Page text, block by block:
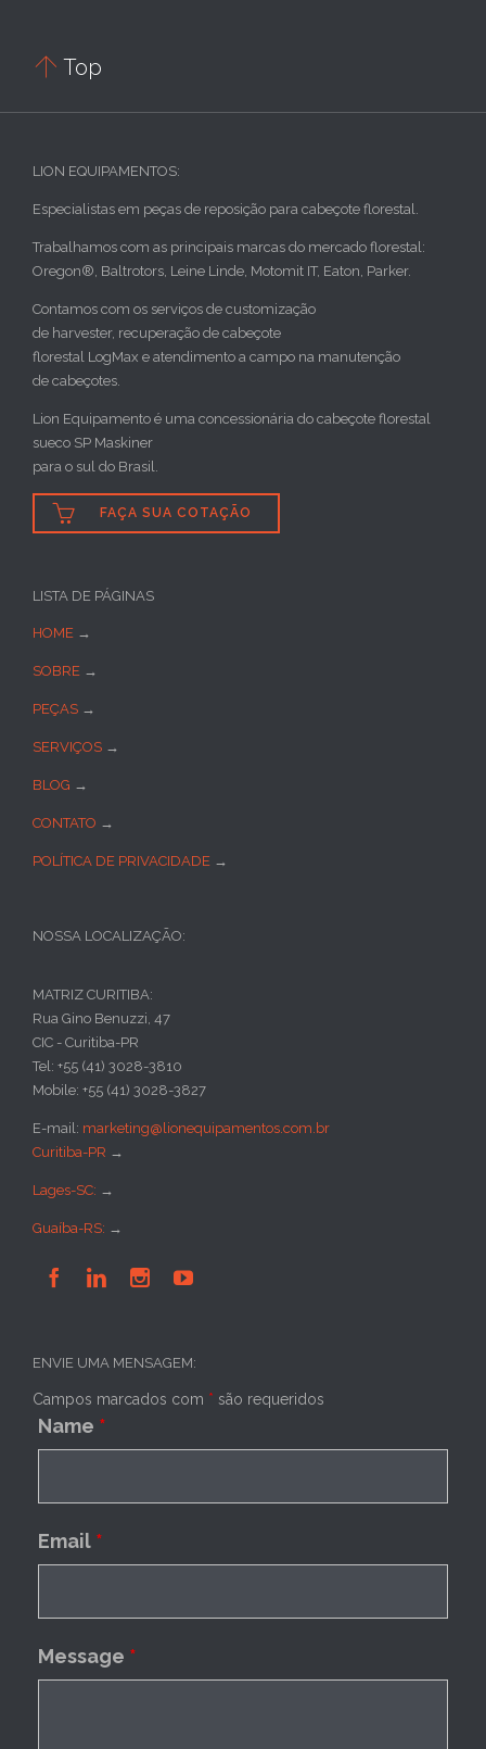
 Top
LION EQUIPAMENTOS:
Especialistas em peças de reposição para cabeçote florestal.
Trabalhamos com as principais marcas do mercado florestal:
Oregon®, Baltrotors, Leine Linde, Motomit IT, Eaton, Parker.
Contamos com os serviços de customização
de harvester, recuperação de cabeçote
florestal LogMax e atendimento a campo na manutenção
de cabeçotes.
Lion Equipamento é uma concessionária do cabeçote florestal
sueco SP Maskiner
para o sul do Brasil.
 FAÇA SUA COTAÇÃO
LISTA DE PÁGINAS
HOME →
SOBRE →
PEÇAS →
SERVIÇOS →
BLOG →
CONTATO →
POLÍTICA DE PRIVACIDADE →
NOSSA LOCALIZAÇÃO:
MATRIZ CURITIBA:
Rua Gino Benuzzi, 47
CIC - Curitiba-PR
Tel: +55 (41) 3028-3810
Mobile: +55 (41) 3028-3827
E-mail: marketing@lionequipamentos.com.br
Curitiba-PR →
Lages-SC: →
Guaíba-RS: →
   
ENVIE UMA MENSAGEM:
Campos marcados com * são requeridos
Name *
Email *
Message *